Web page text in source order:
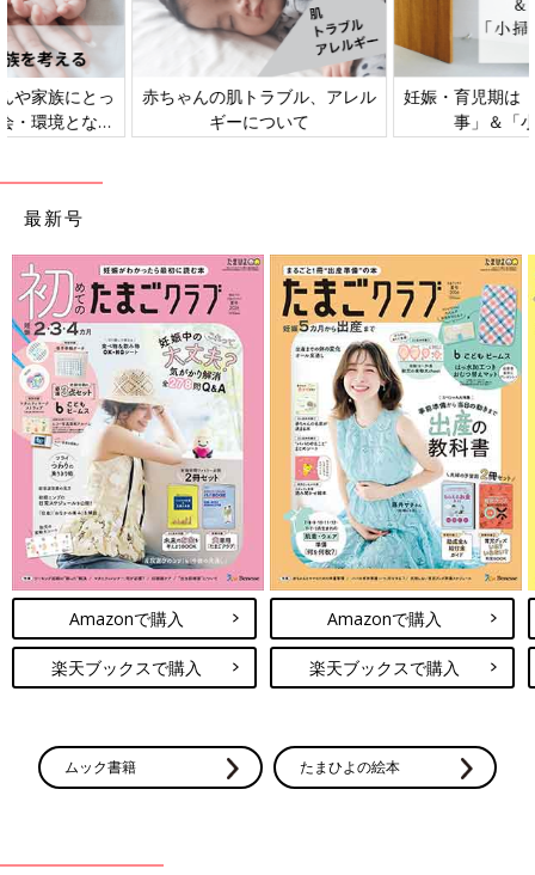
出典：Instagramアカウント「eka__yo」
こちらはeka__yoさんが購入した、H＆M（エイチアンドエム）
アイテムなんだとか♪ ぽわん袖とAラインのシルエットが、二の
腕やおなかまわりをカバーしてくれそうですね！
【ユニクロ】キレイめもカジュアルもOK！ペチコー
トつきワンピース
妊娠・育児期は「時短テク、家
事」＆「小掃除」
新米ママ・パパ向け「マネー講
最新号
Amazonで購入
楽天ブックスで購入
Amazonで購入
楽天ブックスで購入
ムック書籍 たまひよの絵本